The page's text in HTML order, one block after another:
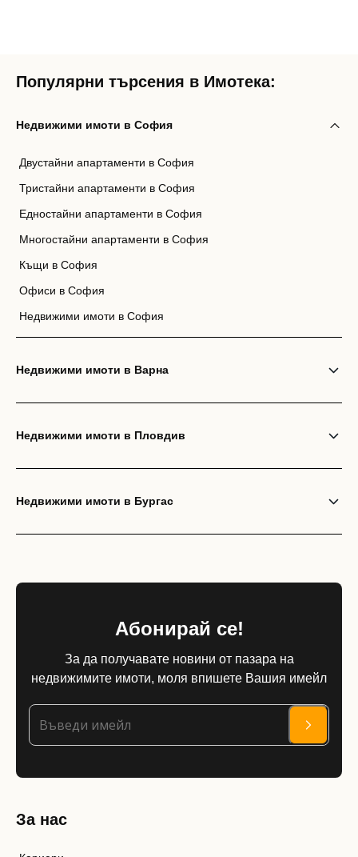
Популярни търсения в Имотека:
Недвижими имоти в София
Двустайни апартаменти в София
Тристайни апартаменти в София
Едностайни апартаменти в София
Многостайни апартаменти в София
Къщи в София
Офиси в София
Недвижими имоти в София
Недвижими имоти в Варна
Недвижими имоти в Пловдив
Недвижими имоти в Бургас
Абонирай се!
За да получавате новини от пазара на
недвижимите имоти, моля впишете Вашия имейл
За нас